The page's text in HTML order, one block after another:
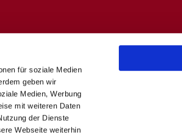
für soziale Medien
geben wir
Medien, Werbung
mit weiteren Daten
der Dienste
Webseite weiterhin